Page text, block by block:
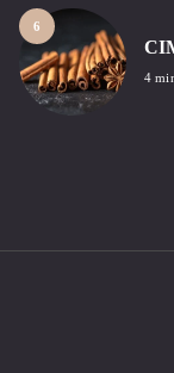
6
4